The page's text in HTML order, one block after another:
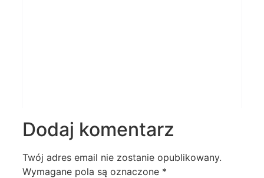
Dodaj komentarz
Twój adres email nie zostanie opublikowany.
Wymagane pola są oznaczone *